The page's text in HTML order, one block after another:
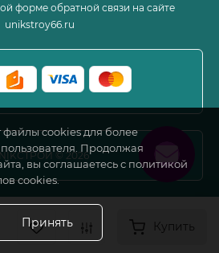
0 0 Купить
форме обратной связи на сайте
unikstroy66.ru
© 2026
файлы cookies для более
Продолжая
вы соглашаетесь с политикой
cookies.
Принять